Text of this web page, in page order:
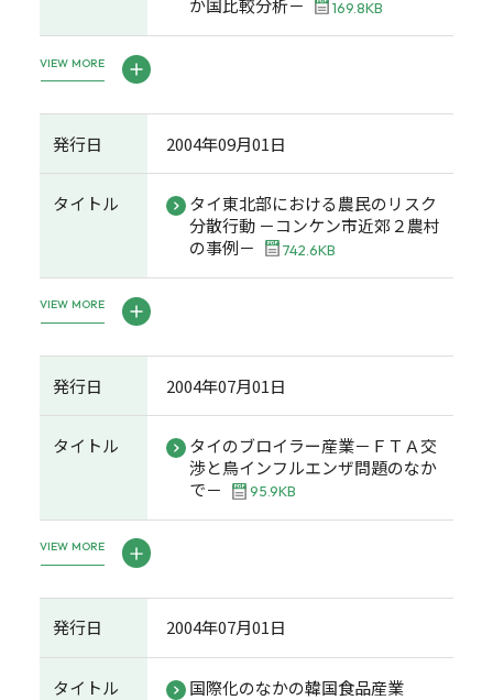
か国比較分析－
169.8KB
VIEW MORE
発行日 2004年09月01日
タイトル
タイ東北部における農民のリスク
分散行動 －コンケン市近郊２農村
の事例－
742.6KB
VIEW MORE
発行日 2004年07月01日
タイトル
タイのブロイラー産業－ＦＴＡ交
渉と鳥インフルエンザ問題のなか
で－
95.9KB
VIEW MORE
発行日 2004年07月01日
タイトル 国際化のなかの韓国食品産業